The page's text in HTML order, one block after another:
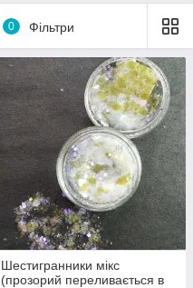
0 Фільтри
Шестигранники мікс
(прозорий переливається в